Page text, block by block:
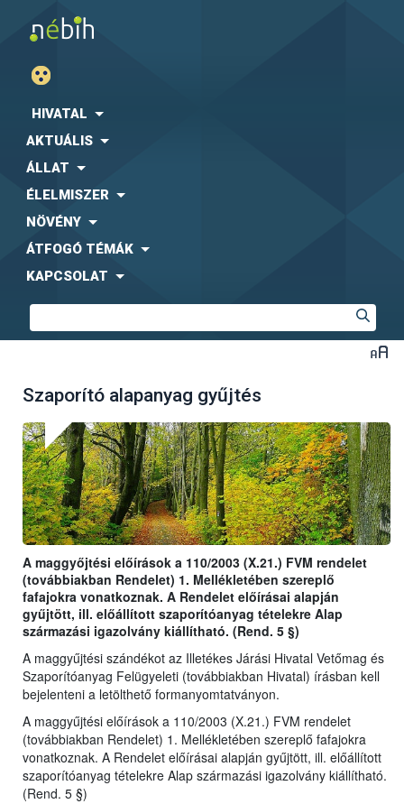
HIVATAL
AKTUÁLIS
ÁLLAT
ÉLELMISZER
NÖVÉNY
ÁTFOGÓ TÉMÁK
KAPCSOLAT
Szaporító alapanyag gyűjtés
A maggyőjtési előírások a 110/2003 (X.21.) FVM rendelet
(továbbiakban Rendelet) 1. Mellékletében szereplő
fafajokra vonatkoznak. A Rendelet előírásai alapján
gyűjtött, ill. előállított szaporítóanyag tételekre Alap
származási igazolvány kiállítható. (Rend. 5 §)
A maggyűjtési szándékot az Illetékes Járási Hivatal Vetőmag és
Szaporítóanyag Felügyeleti (továbbiakban Hivatal) írásban kell
bejelenteni a letölthető formanyomtatványon.
A maggyűjtési előírások a 110/2003 (X.21.) FVM rendelet
(továbbiakban Rendelet) 1. Mellékletében szereplő fafajokra
vonatkoznak. A Rendelet előírásai alapján gyűjtött, ill. előállított
szaporítóanyag tételekre Alap származási igazolvány kiállítható.
(Rend. 5 §)